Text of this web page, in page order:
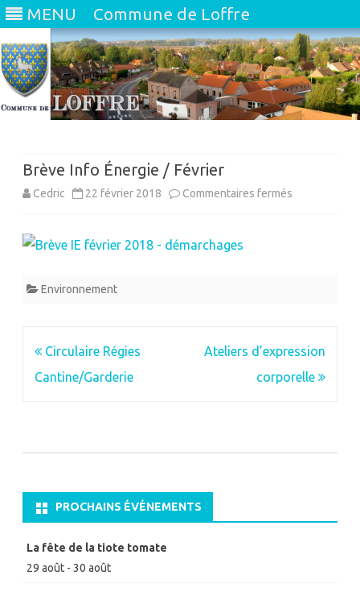
MENU Commune de Loffre
Brève Info Énergie / Février
Cedric 22 février 2018 Commentaires fermés
Environnement
Navigation
de
Circulaire Régies
Cantine/Garderie
Ateliers d’expression
corporelle
PROCHAINS ÉVÉNEMENTS
La fête de la tiote tomate
29 août - 30 août